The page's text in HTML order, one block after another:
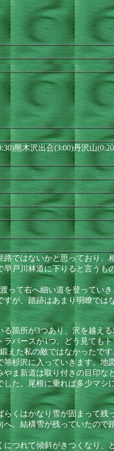
熊木沢出合(3:00)丹沢山
はないかと思っており、
戸川林道に下りると言う
て右へ細い道を登ってい
が、踏跡はあまり明瞭で
所が3つあり、沢を越え
バースが1つ。どう見ても
えた私の敵ではなかったで
沢に入っていきます。地
ま新道は取り付きの目印
た。尾根に乗れば多少マ
はかなり雪が固まって残
。結構雪が残っていたの
れて傾斜がきつくなり、